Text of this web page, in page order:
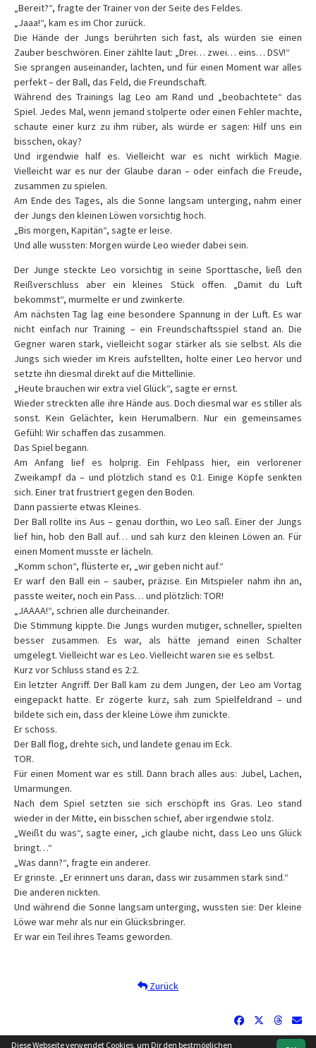
„Bereit?“, fragte der Trainer von der Seite des Feldes.
„Jaaa!“, kam es im Chor zurück.
Die Hände der Jungs berührten sich fast, als würden sie einen
Zauber beschwören. Einer zählte laut: „Drei… zwei… eins… DSV!“
Sie sprangen auseinander, lachten, und für einen Moment war alles
perfekt – der Ball, das Feld, die Freundschaft.
Während des Trainings lag Leo am Rand und „beobachtete“ das
Spiel. Jedes Mal, wenn jemand stolperte oder einen Fehler machte,
schaute einer kurz zu ihm rüber, als würde er sagen: Hilf uns ein
bisschen, okay?
Und irgendwie half es. Vielleicht war es nicht wirklich Magie.
Vielleicht war es nur der Glaube daran – oder einfach die Freude,
zusammen zu spielen.
Am Ende des Tages, als die Sonne langsam unterging, nahm einer
der Jungs den kleinen Löwen vorsichtig hoch.
„Bis morgen, Kapitän“, sagte er leise.
Und alle wussten: Morgen würde Leo wieder dabei sein.
Der Junge steckte Leo vorsichtig in seine Sporttasche, ließ den
Reißverschluss aber ein kleines Stück offen. „Damit du Luft
bekommst“, murmelte er und zwinkerte.
Am nächsten Tag lag eine besondere Spannung in der Luft. Es war
nicht einfach nur Training – ein Freundschaftsspiel stand an. Die
Gegner waren stark, vielleicht sogar stärker als sie selbst. Als die
Jungs sich wieder im Kreis aufstellten, holte einer Leo hervor und
setzte ihn diesmal direkt auf die Mittellinie.
„Heute brauchen wir extra viel Glück“, sagte er ernst.
Wieder streckten alle ihre Hände aus. Doch diesmal war es stiller als
sonst. Kein Gelächter, kein Herumalbern. Nur ein gemeinsames
Gefühl: Wir schaffen das zusammen.
Das Spiel begann.
Am Anfang lief es holprig. Ein Fehlpass hier, ein verlorener
Zweikampf da – und plötzlich stand es 0:1. Einige Köpfe senkten
sich. Einer trat frustriert gegen den Boden.
Dann passierte etwas Kleines.
Der Ball rollte ins Aus – genau dorthin, wo Leo saß. Einer der Jungs
lief hin, hob den Ball auf… und sah kurz den kleinen Löwen an. Für
einen Moment musste er lächeln.
„Komm schon“, flüsterte er, „wir geben nicht auf.“
Er warf den Ball ein – sauber, präzise. Ein Mitspieler nahm ihn an,
passte weiter, noch ein Pass… und plötzlich: TOR!
„JAAAA!“, schrien alle durcheinander.
Die Stimmung kippte. Die Jungs wurden mutiger, schneller, spielten
besser zusammen. Es war, als hätte jemand einen Schalter
umgelegt. Vielleicht war es Leo. Vielleicht waren sie es selbst.
Kurz vor Schluss stand es 2:2.
Ein letzter Angriff. Der Ball kam zu dem Jungen, der Leo am Vortag
eingepackt hatte. Er zögerte kurz, sah zum Spielfeldrand – und
bildete sich ein, dass der kleine Löwe ihm zunickte.
Er schoss.
Der Ball flog, drehte sich, und landete genau im Eck.
TOR.
Für einen Moment war es still. Dann brach alles aus: Jubel, Lachen,
Umarmungen.
Nach dem Spiel setzten sie sich erschöpft ins Gras. Leo stand
wieder in der Mitte, ein bisschen schief, aber irgendwie stolz.
„Weißt du was“, sagte einer, „ich glaube nicht, dass Leo uns Glück
bringt…“
„Was dann?“, fragte ein anderer.
Er grinste. „Er erinnert uns daran, dass wir zusammen stark sind.“
Die anderen nickten.
Und während die Sonne langsam unterging, wussten sie: Der kleine
Löwe war mehr als nur ein Glücksbringer.
Er war ein Teil ihres Teams geworden.
Zurück
Diese Webseite verwendet Cookies, um Dir den bestmöglichen